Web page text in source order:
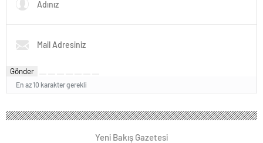
Gönder
En az 10 karakter gerekli
Yeni Bakış Gazetesi